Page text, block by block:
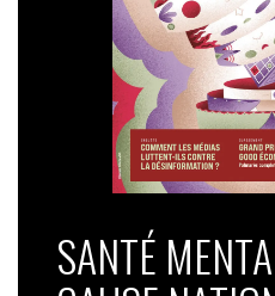
SANTÉ